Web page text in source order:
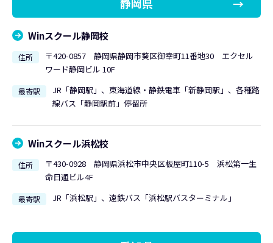
Winスクール静岡校
住所
〒420-0857 静岡県静岡市葵区御幸町11番地30 エクセル
ワード静岡ビル 10F
最寄駅
JR「静岡駅」、東海道線・静鉄電車「新静岡駅」、各種路
線バス「静岡駅前」停留所
Winスクール浜松校
住所
〒430-0928 静岡県浜松市中央区板屋町110-5 浜松第一生
命日通ビル4F
最寄駅 JR「浜松駅」、遠鉄バス「浜松駅バスターミナル」